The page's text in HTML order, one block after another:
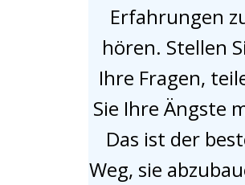
Erfahrungen
hören. Stellen
Ihre Fragen,
Sie Ihre Ängste
Das ist der
Weg, sie